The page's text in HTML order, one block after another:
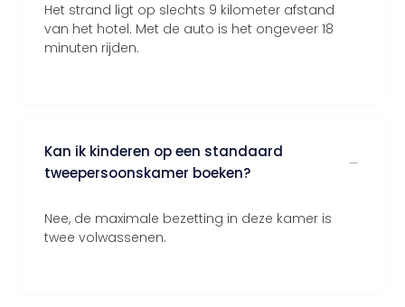
Het strand ligt op slechts 9 kilometer afstand
van het hotel. Met de auto is het ongeveer 18
minuten rijden.
Kan ik kinderen op een standaard
tweepersoonskamer boeken?
Nee, de maximale bezetting in deze kamer is
twee volwassenen.